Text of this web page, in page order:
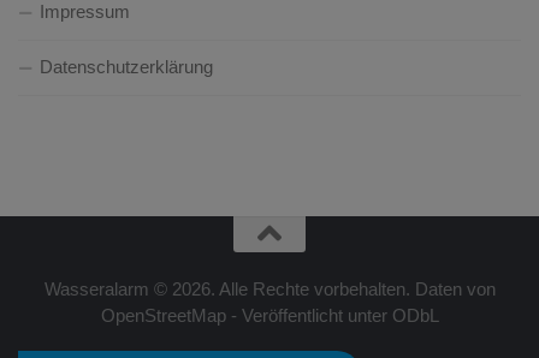
Impressum
Datenschutzerklärung
Wasseralarm © 2026. Alle Rechte vorbehalten. Daten von
OpenStreetMap - Veröffentlicht unter ODbL